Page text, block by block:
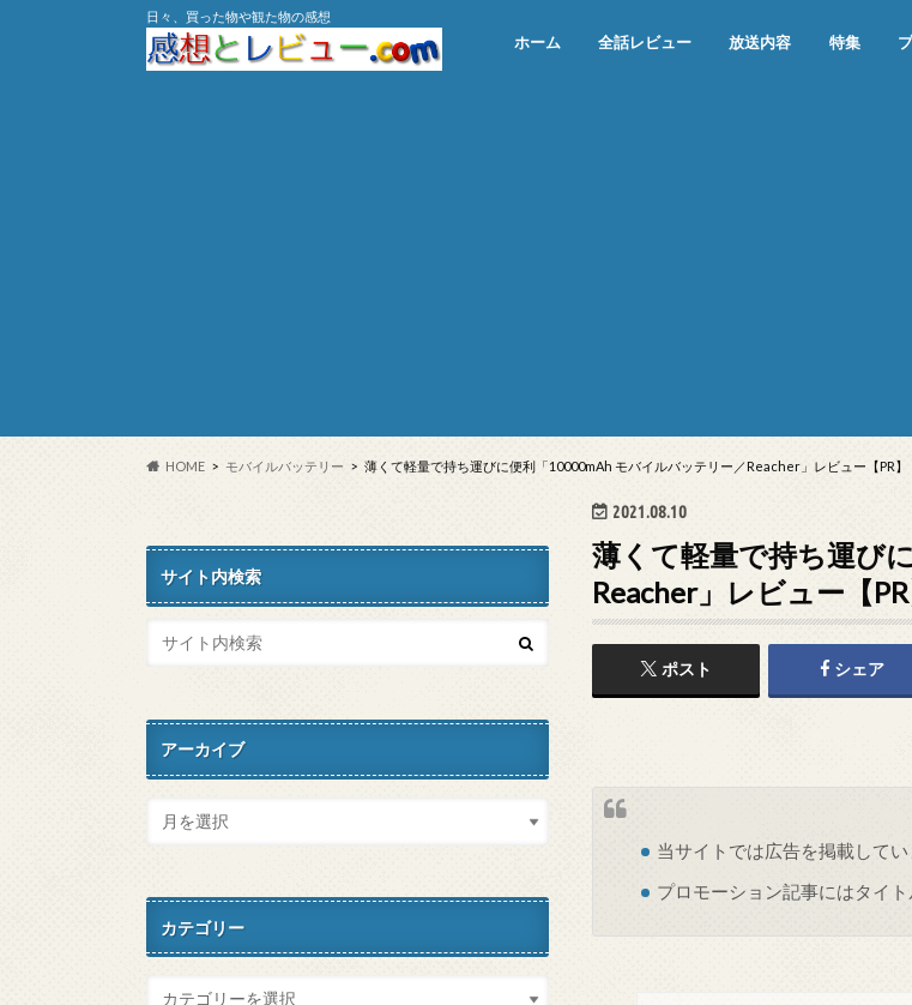
日々、買った物や観た物の感想
ホーム 全話レビュー 放送内容 特集
HOME モバイルバッテリー 薄くて軽量で持ち運びに便利「10000mAh モバイルバッテリー／Reacher」レビュー【PR】
2021.08.10
薄くて軽量で持ち運び
Reacher」レビュー【PR
ポスト シェア
当サイトでは広告を掲載してい
プロモーション記事にはタイ
サイト内検索
アーカイブ
カテゴリー